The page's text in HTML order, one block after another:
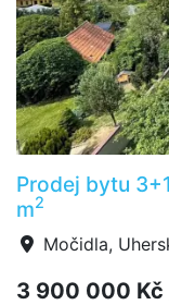
Prodej bytu
m2
Močidla,
3 900 000 Kč